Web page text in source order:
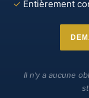
✓ Entièrement
Il n’y a aucune